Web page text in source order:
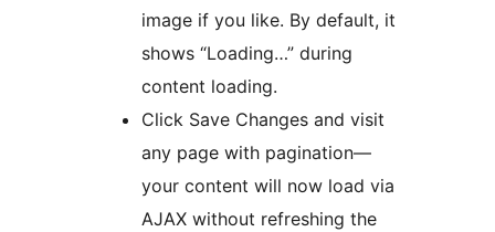
image if you like. By default, it
shows “Loading…” during
content loading.
Click Save Changes and visit
any page with pagination—
your content will now load via
AJAX without refreshing the